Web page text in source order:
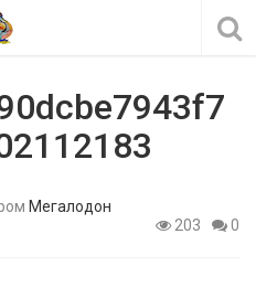
Мегалодон
203
0